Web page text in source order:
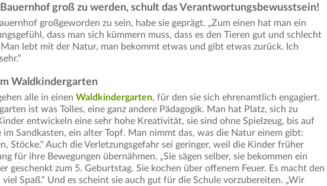
groß zu werden, schult das Verantwortungsbewusstsein!
großgeworden zu sein, habe sie geprägt. „Zum einen hat man ein
dass man sich kümmern muss, dass es den Tieren gut und schlecht
Man lebt mit der Natur, man bekommt etwas und gibt etwas zurück. Ich
Waldkindergarten
alle in einen Waldkindergarten, für den sie sich ehrenamtlich engagiert.
ist was Tolles, eine ganz andere Pädagogik. Man hat Platz, sich zu
entwickeln eine sehr hohe Kreativität, sie sind ohne Spielzeug, bis auf
im Sandkasten, ein alter Topf. Man nimmt das, was die Natur einem gibt:
Stöcke.“ Auch die Verletzungsgefahr sei geringer, weil die Kinder früher
für ihre Bewegungen übernähmen. „Sie sägen selber, sie bekommen ein
geschenkt zum 5. Geburtstag. Sie kochen über offenem Feuer. Es macht den
viel Spaß.“ Und es scheint sie auch gut für die Schule vorzubereiten. „Wir